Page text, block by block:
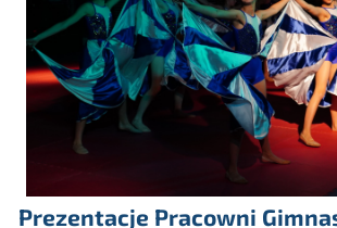
Prezentacje Pracowni